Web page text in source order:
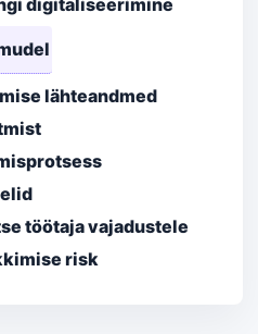
digitaliseerimine
lähteandmed
töötaja vajadustele
risk